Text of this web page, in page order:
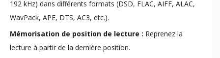
192 kHz) dans différents formats (DSD, FLAC, AIFF, ALAC,
WavPack, APE, DTS, AC3, etc.).
Mémorisation de position de lecture : Reprenez la
lecture à partir de la dernière position.